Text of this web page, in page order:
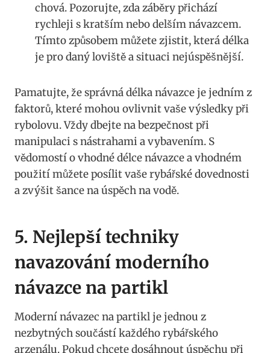
chová. Pozorujte, zda záběry přichází
‌rychleji s kratším nebo delším‌ návazcem.
Tímto způsobem můžete zjistit, která délka
je pro daný loviště a situaci nejúspěšnější.
Pamatujte, ‍že správná délka návazce je jedním z
faktorů,‍ které mohou ovlivnit vaše výsledky při
rybolovu. Vždy dbejte na⁣ bezpečnost při⁢
manipulaci s nástrahami a vybavením. S
vědomostí o vhodné délce návazce a vhodném
použití můžete posílit⁣ vaše rybářské dovednosti
a zvýšit šance ‌na úspěch na vodě.
5. Nejlepší techniky ​
navazování moderního
návazce na partikl
Moderní ⁤návazec na‍ partikl je ⁢jednou z
nezbytných součástí každého rybářského
arzenálu. Pokud chcete dosáhnout úspěchu při